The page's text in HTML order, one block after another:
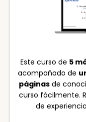
Este curso de 5
acompañado de
páginas de
curso fácilmente.
de